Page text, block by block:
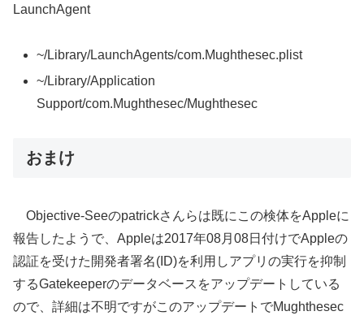
LaunchAgent
~/Library/LaunchAgents/com.Mughthesec.plist
~/Library/Application
Support/com.Mughthesec/Mughthesec
おまけ
Objective-Seeのpatrickさんらは既にこの検体をAppleに
報告したようで、Appleは2017年08月08日付けでAppleの
認証を受けた開発者署名(ID)を利用しアプリの実行を抑制
するGatekeeperのデータベースをアップデートしている
ので、詳細は不明ですがこのアップデートでMughthesec